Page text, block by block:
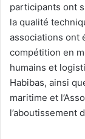
participants ont
la qualité
associations ont
compétition en
humains et
Habibas, ainsi
maritime et
l’aboutissement